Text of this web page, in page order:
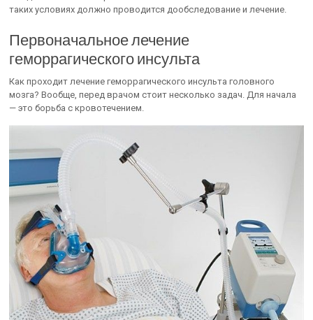
таких условиях должно проводится дообследование и лечение.
Первоначальное лечение
геморрагического инсульта
Как проходит лечение геморрагического инсульта головного
мозга? Вообще, перед врачом стоит несколько задач. Для начала
— это борьба с кровотечением.